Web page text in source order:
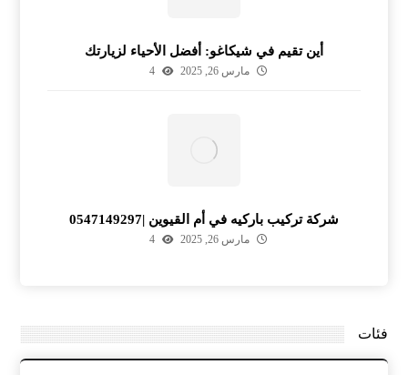
أين تقيم في شيكاغو: أفضل الأحياء لزيارتك
مارس 26, 2025 4
شركة تركيب باركيه في أم القيوين |0547149297
مارس 26, 2025 4
فئات